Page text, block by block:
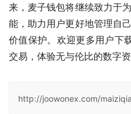
来，麦子钱包将继续致力于
能，助力用户更好地管理自
价值保护。欢迎更多用户下
交易，体验无与伦比的数字
http://joowonex.com/